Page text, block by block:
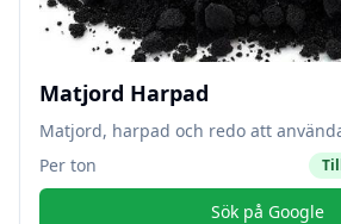
Matjord Harpad
Matjord, harpad och redo att
Per ton
Sök på Google